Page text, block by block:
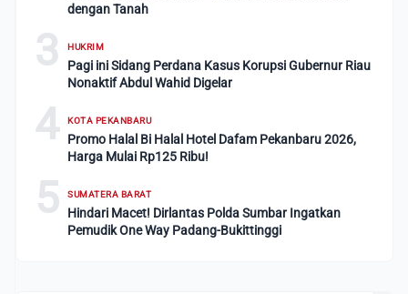
dengan Tanah
3 HUKRIM
Pagi ini Sidang Perdana Kasus Korupsi Gubernur Riau
Nonaktif Abdul Wahid Digelar
4 KOTA PEKANBARU
Promo Halal Bi Halal Hotel Dafam Pekanbaru 2026,
Harga Mulai Rp125 Ribu!
5 SUMATERA BARAT
Hindari Macet! Dirlantas Polda Sumbar Ingatkan
Pemudik One Way Padang-Bukittinggi